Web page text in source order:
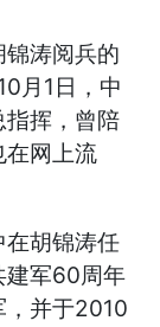
涛阅兵的
月1日，中
指挥，曾陪
在网上流
胡锦涛任
建军60周年
，并于2010